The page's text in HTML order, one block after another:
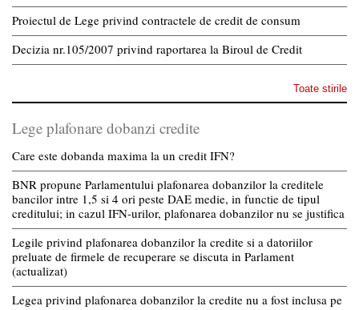
Proiectul de Lege privind contractele de credit de consum
Decizia nr.105/2007 privind raportarea la Biroul de Credit
Toate stirile
Lege plafonare dobanzi credite
Care este dobanda maxima la un credit IFN?
BNR propune Parlamentului plafonarea dobanzilor la creditele
bancilor intre 1,5 si 4 ori peste DAE medie, in functie de tipul
creditului; in cazul IFN-urilor, plafonarea dobanzilor nu se justifica
Legile privind plafonarea dobanzilor la credite si a datoriilor
preluate de firmele de recuperare se discuta in Parlament
(actualizat)
Legea privind plafonarea dobanzilor la credite nu a fost inclusa pe